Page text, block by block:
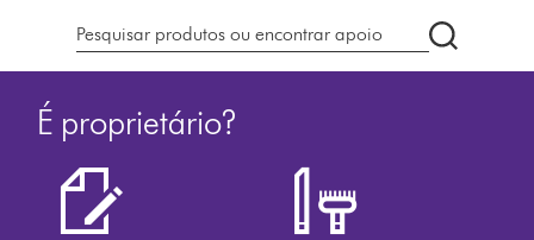
Pesquisar
em
É proprietário?